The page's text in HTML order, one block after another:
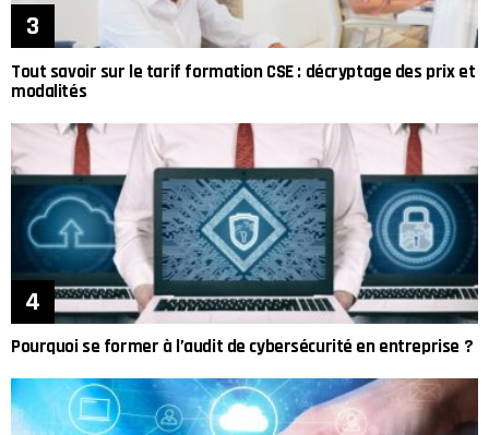
Tout savoir sur le tarif formation CSE : décryptage des prix et
modalités
Pourquoi se former à l’audit de cybersécurité en entreprise ?